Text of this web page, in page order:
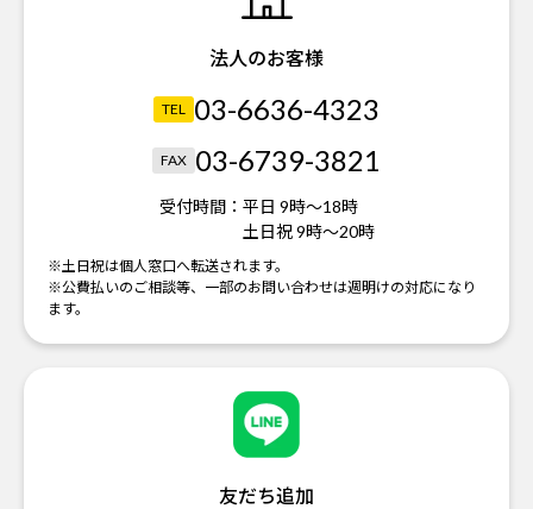
法人のお客様
TEL 03-6636-4323
FAX 03-6739-3821
受付時間： 平日 9時～18時
土日祝 9時～20時
※土日祝は個人窓口へ転送されます。
※公費払いのご相談等、一部のお問い合わせは週明けの対応になり
ます。
友だち追加